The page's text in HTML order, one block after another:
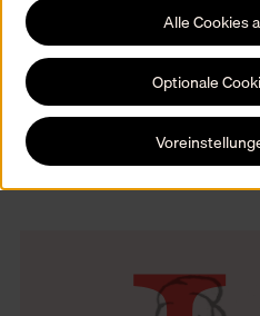
Das Gelände darf niemals für
und andere Staaten dürfen es
Kriegsverbrechen verfolgt
sehr begrenzte Anzahl von
UNESCO-Schild erhalten hat?
Bedeutung dieses Museums für
Menschheit.
Alle Cookies
Optionale